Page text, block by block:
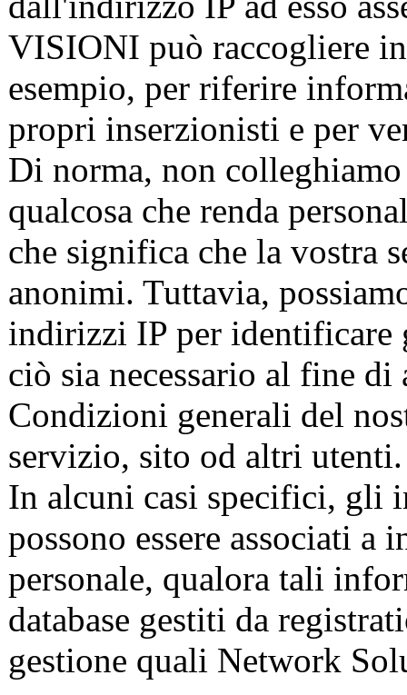
VISIONI può raccogliere
esempio, per riferire
propri inserzionisti e per
Di norma, non
qualcosa che renda
che significa che la vostra
anonimi. Tuttavia,
indirizzi IP per identificare
ciò sia necessario al fine
Condizioni generali del
servizio, sito od altri utenti.
In alcuni casi specifici, gli
possono essere associati
personale, qualora tali
database gestiti da
gestione quali Network